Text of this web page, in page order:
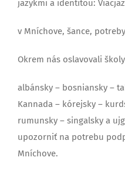
jazykmi a identitou:
v Mníchove, šance,
Okrem nás oslavovali
albánsky – bosniansky –
Kannada – kórejsky –
rumunsky – singalsky a
upozorniť na potrebu
Mníchove.